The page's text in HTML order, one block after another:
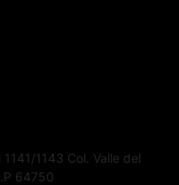
1143 Col. Valle del
64750